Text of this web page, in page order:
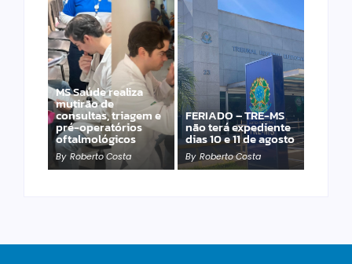
MS Saúde realiza
mutirão de
consultas, triagem e
pré-operatórios
oftalmológicos
By Roberto Costa
FERIADO – TRE-MS
não terá expediente
dias 10 e 11 de agosto
By Roberto Costa
Laranja azeda atrai
investimento
francês para
produção de óleos
essenciais
By Roberto Costa